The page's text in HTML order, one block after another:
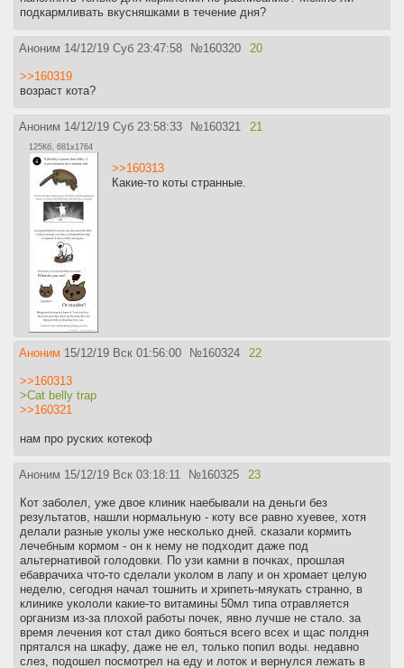
подкармливать вкусняшками в течение дня?
Аноним 14/12/19 Суб 23:47:58 №160320 20
>>160319
возраст кота?
Аноним 14/12/19 Суб 23:58:33 №160321 21
125Кб, 681x1764
>>160313
Какие-то коты странные.
Аноним 15/12/19 Вск 01:56:00 №160324 22
>>160313
>Cat belly trap
>>160321
нам про руских котекоф
Аноним 15/12/19 Вск 03:18:11 №160325 23
Кот заболел, уже двое клиник наебывали на деньги без
результатов, нашли нормальную - коту все равно хуевее, хотя
делали разные уколы уже несколько дней. сказали кормить
лечебным кормом - он к нему не подходит даже под
альтернативой голодовки. По узи камни в почках, прошлая
ебаврачиха что-то сделали уколом в лапу и он хромает целую
неделю, сегодня начал тошнить и хрипеть-мяукать странно, в
клинике укололи какие-то витамины 50мл типа отравляется
организм из-за плохой работы почек, явно лучше не стало. за
время лечения кот стал дико бояться всего всех и щас полдня
прятался на шкафу, даже не ел, только попил воды. недавно
слез, подошел посмотрел на еду и лоток и вернулся лежать в